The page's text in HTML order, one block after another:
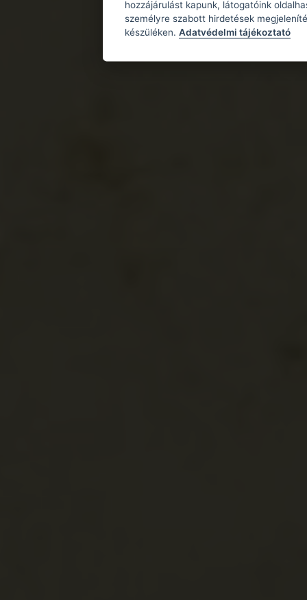
hozzájárulást kapunk, látogatóink
személyre szabott hirdetések
készüléken. Adatvédelmi tájékoztató